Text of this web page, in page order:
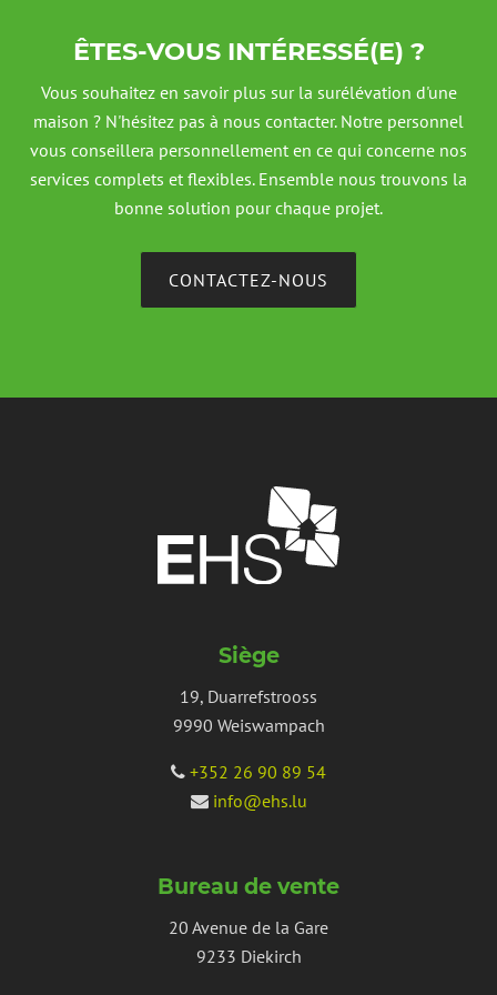
ÊTES-VOUS INTÉRESSÉ(E) ?
Vous souhaitez en savoir plus sur la surélévation d'une
maison ? N'hésitez pas à nous contacter. Notre personnel
vous conseillera personnellement en ce qui concerne nos
services complets et flexibles. Ensemble nous trouvons la
bonne solution pour chaque projet.
CONTACTEZ-NOUS
Siège
19, Duarrefstrooss
9990 Weiswampach
+352 26 90 89 54
info@ehs.lu
Bureau de vente
20 Avenue de la Gare
9233 Diekirch